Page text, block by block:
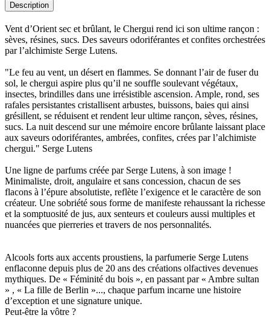
Description
Vent d’Orient sec et brûlant, le Chergui rend ici son ultime rançon :
sèves, résines, sucs. Des saveurs odoriférantes et confites orchestrées
par l’alchimiste Serge Lutens.
"Le feu au vent, un désert en flammes. Se donnant l’air de fuser du
sol, le chergui aspire plus qu’il ne souffle soulevant végétaux,
insectes, brindilles dans une irrésistible ascension. Ample, rond, ses
rafales persistantes cristallisent arbustes, buissons, baies qui ainsi
grésillent, se réduisent et rendent leur ultime rançon, sèves, résines,
sucs. La nuit descend sur une mémoire encore brûlante laissant place
aux saveurs odoriférantes, ambrées, confites, crées par l’alchimiste
chergui." Serge Lutens
Une ligne de parfums créée par Serge Lutens, à son image !
Minimaliste, droit, angulaire et sans concession, chacun de ses
flacons à l’épure absolutiste, reflète l’exigence et le caractère de son
créateur. Une sobriété sous forme de manifeste rehaussant la richesse
et la somptuosité de jus, aux senteurs et couleurs aussi multiples et
nuancées que pierreries et travers de nos personnalités.
Alcools forts aux accents proustiens, la parfumerie Serge Lutens
enflaconne depuis plus de 20 ans des créations olfactives devenues
mythiques. De « Féminité du bois », en passant par « Ambre sultan
» , « La fille de Berlin »..., chaque parfum incarne une histoire
d’exception et une signature unique.
Peut-être la vôtre ?